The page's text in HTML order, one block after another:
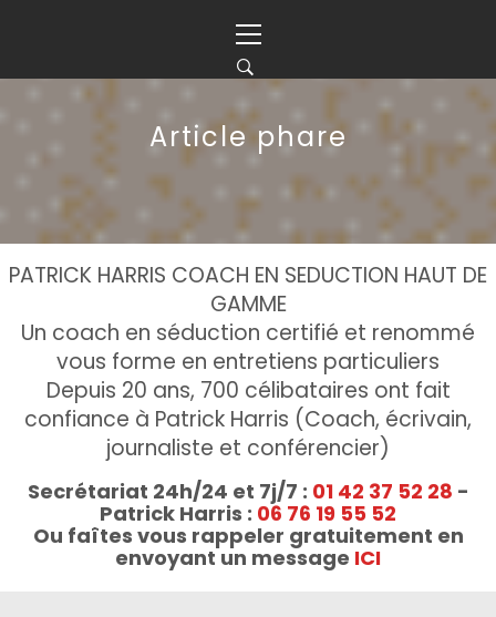
to
content
Menu
Article phare
PATRICK HARRIS COACH EN SEDUCTION HAUT DE
GAMME
Un coach en séduction certifié et renommé
vous forme en entretiens particuliers
Depuis 20 ans, 700 célibataires ont fait
confiance à Patrick Harris (Coach, écrivain,
journaliste et conférencier)
Secrétariat 24h/24 et 7j/7 : 01 42 37 52 28 -
Patrick Harris : 06 76 19 55 52
Ou faîtes vous rappeler gratuitement en
envoyant un message ICI